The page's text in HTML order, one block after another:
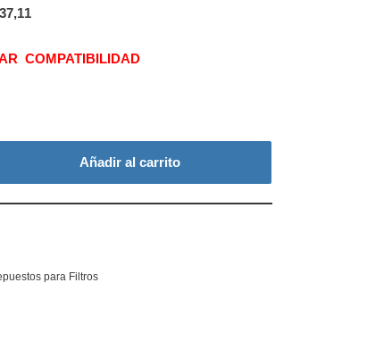
COMPATIBILIDAD
Añadir al carrito
para Filtros